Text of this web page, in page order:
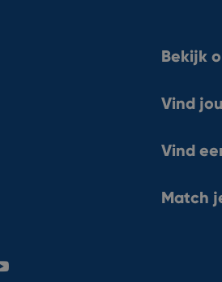
Bekijk
Vind
Vind
Match